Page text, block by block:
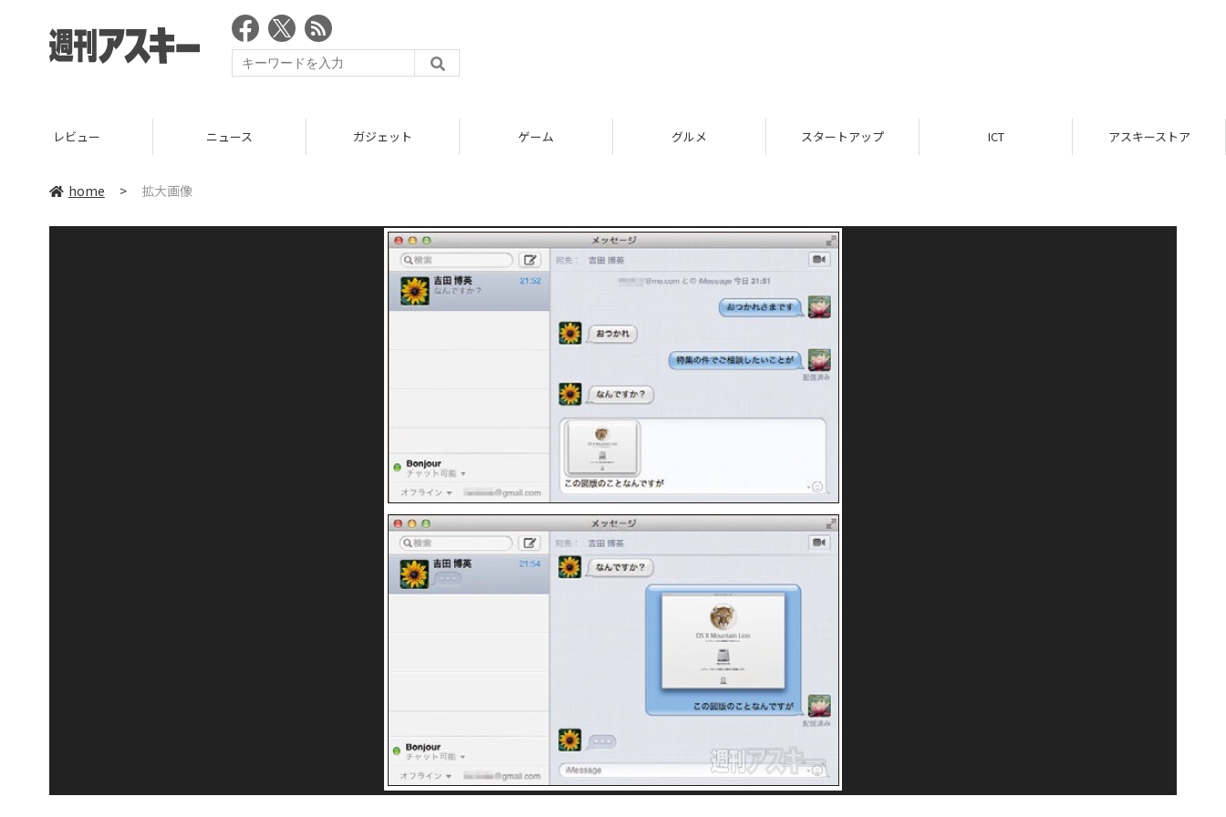
レビュー ニュース ガジェット ゲーム グルメ スタートアップ ICT アスキーストア
home > 拡大画像